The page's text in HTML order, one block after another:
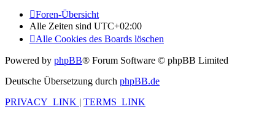
Foren-Übersicht
Alle Zeiten sind UTC+02:00
Alle Cookies des Boards löschen
Powered by phpBB® Forum Software © phpBB Limited
Deutsche Übersetzung durch phpBB.de
PRIVACY_LINK | TERMS_LINK